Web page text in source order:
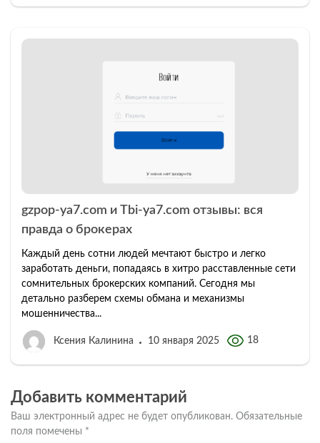
gzpop-ya7.com и Tbi-ya7.com отзывы: вся
правда о брокерах
Каждый день сотни людей мечтают быстро и легко
заработать деньги, попадаясь в хитро расставленные сети
сомнительных брокерских компаний. Сегодня мы
детально разберем схемы обмана и механизмы
мошенничества...
Ксения Калинина 10 января 2025 18
Добавить комментарий
Ваш электронный адрес не будет опубликован. Обязательные
поля помечены *